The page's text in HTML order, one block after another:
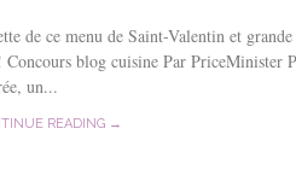
de ce menu de Saint-Valentin et
blog cuisine Par PriceMinister
un...
READING →